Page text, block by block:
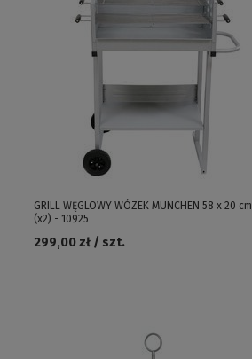
GRILL WĘGLOWY WÓZEK MUNCHEN 58 x 20 cm
(x2) - 10925
299,00 zł / szt.